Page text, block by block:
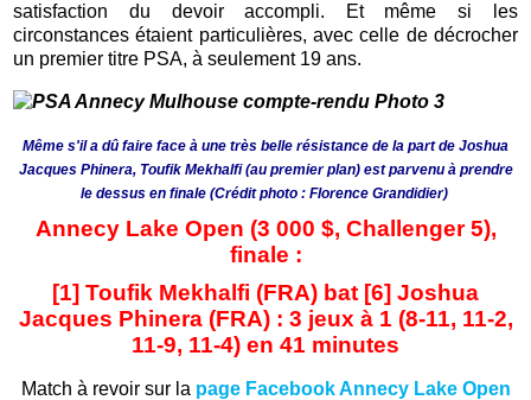
satisfaction du devoir accompli. Et même si les
circonstances étaient particulières, avec celle de décrocher
un premier titre PSA, à seulement 19 ans.
Même s'il a dû faire face à une très belle résistance de la part de Joshua
Jacques Phinera, Toufik Mekhalfi (au premier plan) est parvenu à prendre
le dessus en finale (Crédit photo : Florence Grandidier)
Annecy Lake Open (3 000 $, Challenger 5),
finale :
[1] Toufik Mekhalfi (FRA) bat [6] Joshua
Jacques Phinera (FRA) : 3 jeux à 1 (8-11, 11-2,
11-9, 11-4) en 41 minutes
Match à revoir sur la page Facebook Annecy Lake Open